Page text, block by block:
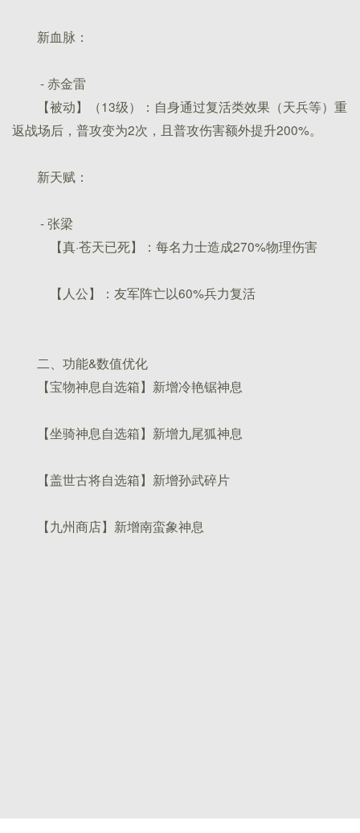
新血脉：
- 赤金雷
【被动】（13级）：自身通过复活类效果（天兵等）重
返战场后，普攻变为2次，且普攻伤害额外提升200%。
新天赋：
- 张梁
【真·苍天已死】：每名力士造成270%物理伤害
【人公】：友军阵亡以60%兵力复活
二、功能&数值优化
【宝物神息自选箱】新增冷艳锯神息
【坐骑神息自选箱】新增九尾狐神息
【盖世古将自选箱】新增孙武碎片
【九州商店】新增南蛮象神息